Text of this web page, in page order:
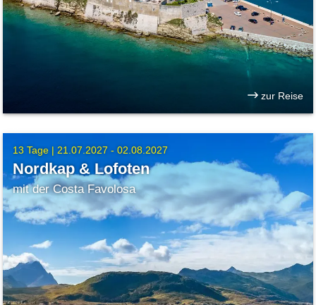
zur Reise
13 Tage |21.07.2027 - 02.08.2027
Nordkap & Lofoten
mit der Costa Favolosa